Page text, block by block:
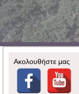
Ακολουθήστε μας